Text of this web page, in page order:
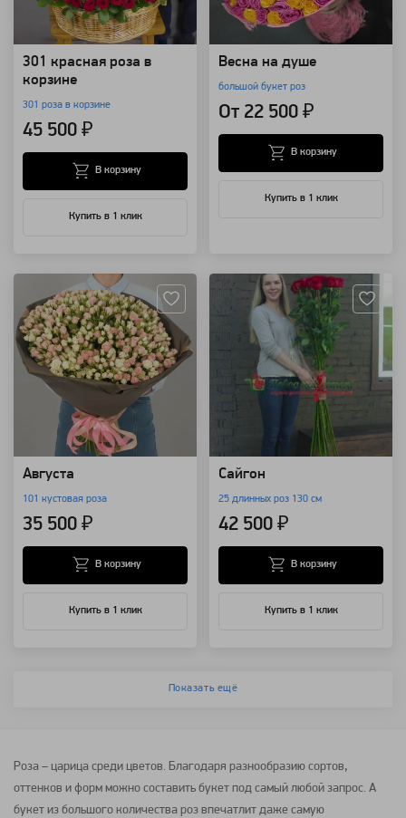
301 красная роза в
корзине
301 роза в корзине
45 500 ₽
Купить в 1 клик
В корзину
Весна на душе
большой букет роз
От 22 500 ₽
Купить в 1 клик
В корзину
Августа
101 кустовая роза
35 500 ₽
Купить в 1 клик
В корзину
Сайгон
25 длинных роз 130 см
42 500 ₽
Купить в 1 клик
В корзину
Показать ещё
Роза – царица среди цветов. Благодаря разнообразию сортов,
оттенков и форм можно составить букет под самый любой запрос. А
букет из большого количества роз впечатлит даже самую